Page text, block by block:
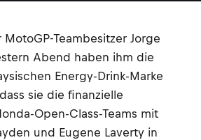
Teambesitzer Jorge
Abend haben ihm die
Energy-Drink-Marke
sie die finanzielle
Open-Class-Teams mit
und Eugene Laverty in